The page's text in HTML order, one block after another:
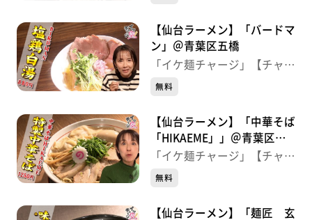
【仙台ラーメン】「バードマ
ン」＠青葉区五橋
「イケ麺チャージ」【チャー
ジ！】
無料
【仙台ラーメン】「中華そば
「HIKAEME」」＠青葉区一
番町
「イケ麺チャージ」【チャー
ジ！】
無料
【仙台ラーメン】「麺匠 玄